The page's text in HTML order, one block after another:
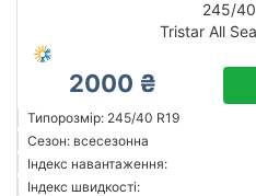
245/
Tristar All
2000 ₴
Типорозмір: 245/40 R19
Сезон: всесезонна
Індекс навантаження:
Індекс швидкості:
Tristar
Усі бренди